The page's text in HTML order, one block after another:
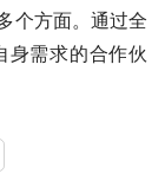
个方面。通过全
身需求的合作伙